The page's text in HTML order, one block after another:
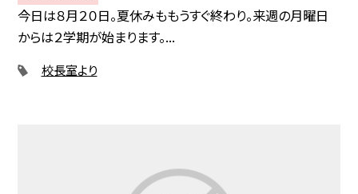
今日は８月２０日。夏休みももうすぐ終わり。来週の月曜日
からは２学期が始まります。...
校長室より